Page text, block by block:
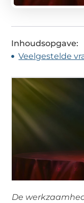
Inhoudsopgave:
Veelgestelde
De